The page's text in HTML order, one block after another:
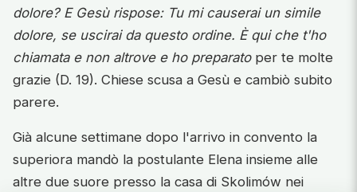
dolore? E Gesù rispose: Tu mi causerai un simile
dolore, se uscirai da questo ordine. È qui che t'ho
chiamata e non altrove e ho preparatoper te molte
grazie (D. 19). Chiese scusa a Gesù e cambiò subito
parere.
Già alcune settimane dopo l'arrivo in convento la
superiora mandò la postulante Elena insieme alle
altre due suore presso la casa di Skolimów nei